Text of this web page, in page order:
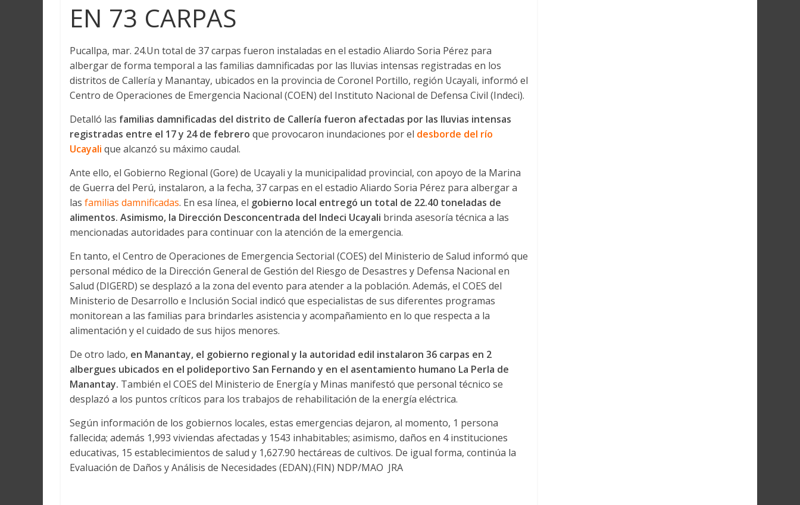
EN 73 CARPAS
Pucallpa, mar. 24.Un total de 37 carpas fueron instaladas en el estadio Aliardo Soria Pérez para
albergar de forma temporal a las familias damnificadas por las lluvias intensas registradas en los
distritos de Callería y Manantay, ubicados en la provincia de Coronel Portillo, región Ucayali, informó el
Centro de Operaciones de Emergencia Nacional (COEN) del Instituto Nacional de Defensa Civil (Indeci).
Detalló las familias damnificadas del distrito de Callería fueron afectadas por las lluvias intensas
registradas entre el 17 y 24 de febrero que provocaron inundaciones por el desborde del río
Ucayali que alcanzó su máximo caudal.
Ante ello, el Gobierno Regional (Gore) de Ucayali y la municipalidad provincial, con apoyo de la Marina
de Guerra del Perú, instalaron, a la fecha, 37 carpas en el estadio Aliardo Soria Pérez para albergar a
las familias damnificadas. En esa línea, el gobierno local entregó un total de 22.40 toneladas de
alimentos. Asimismo, la Dirección Desconcentrada del Indeci Ucayali brinda asesoría técnica a las
mencionadas autoridades para continuar con la atención de la emergencia.
En tanto, el Centro de Operaciones de Emergencia Sectorial (COES) del Ministerio de Salud informó que
personal médico de la Dirección General de Gestión del Riesgo de Desastres y Defensa Nacional en
Salud (DIGERD) se desplazó a la zona del evento para atender a la población. Además, el COES del
Ministerio de Desarrollo e Inclusión Social indicó que especialistas de sus diferentes programas
monitorean a las familias para brindarles asistencia y acompañamiento en lo que respecta a la
alimentación y el cuidado de sus hijos menores.
De otro lado, en Manantay, el gobierno regional y la autoridad edil instalaron 36 carpas en 2
albergues ubicados en el polideportivo San Fernando y en el asentamiento humano La Perla de
Manantay. También el COES del Ministerio de Energía y Minas manifestó que personal técnico se
desplazó a los puntos críticos para los trabajos de rehabilitación de la energía eléctrica.
Según información de los gobiernos locales, estas emergencias dejaron, al momento, 1 persona
fallecida; además 1,993 viviendas afectadas y 1543 inhabitables; asimismo, daños en 4 instituciones
educativas, 15 establecimientos de salud y 1,627.90 hectáreas de cultivos. De igual forma, continúa la
Evaluación de Daños y Análisis de Necesidades (EDAN).(FIN) NDP/MAO JRA